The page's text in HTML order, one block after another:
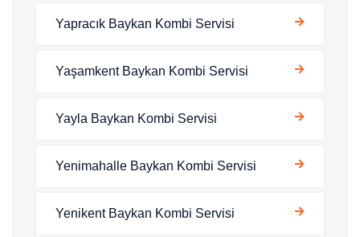
Yapracık Baykan Kombi Servisi
Yaşamkent Baykan Kombi Servisi
Yayla Baykan Kombi Servisi
Yenimahalle Baykan Kombi Servisi
Yenikent Baykan Kombi Servisi